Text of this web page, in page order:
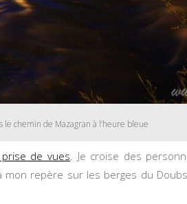
le chemin de Mazagran à l’heure bleue
de vues. Je croise des
mon repère sur les berges du